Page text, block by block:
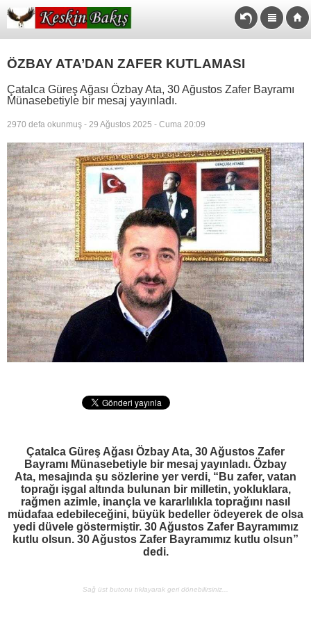
ÖZBAY ATA’DAN ZAFER KUTLAMASI
Çatalca Güreş Ağası Özbay Ata, 30 Ağustos Zafer Bayramı
Münasebetiyle bir mesaj yayınladı.
2970 defa okunmuş - 29 Ağustos 2025 - Cuma 20:09
Çatalca Güreş Ağası Özbay Ata, 30 Ağustos Zafer
Bayramı Münasebetiyle bir mesaj yayınladı. Özbay
Ata, mesajında şu sözlerine yer verdi, “Bu zafer, vatan
toprağı işgal altında bulunan bir milletin, yokluklara,
rağmen azimle, inançla ve kararlılıkla toprağını nasıl
müdafaa edebileceğini, büyük bedeller ödeyerek de olsa
yedi düvele göstermiştir. 30 Ağustos Zafer Bayramımız
kutlu olsun. 30 Ağustos Zafer Bayramımız kutlu olsun”
dedi.
Sağ üst butonu tıklayarak geri dönebilirsiniz...